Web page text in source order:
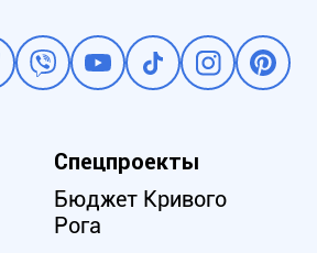
Спецпроекты
Бюджет Кривого
Рога